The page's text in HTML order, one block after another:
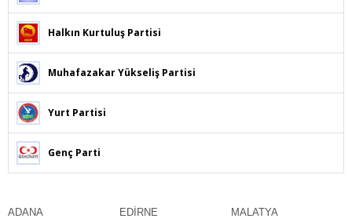
ADANA
EDİRNE
MALATYA
Halkın Kurtuluş Partisi
Muhafazakar Yükseliş Partisi
Yurt Partisi
Genç Parti